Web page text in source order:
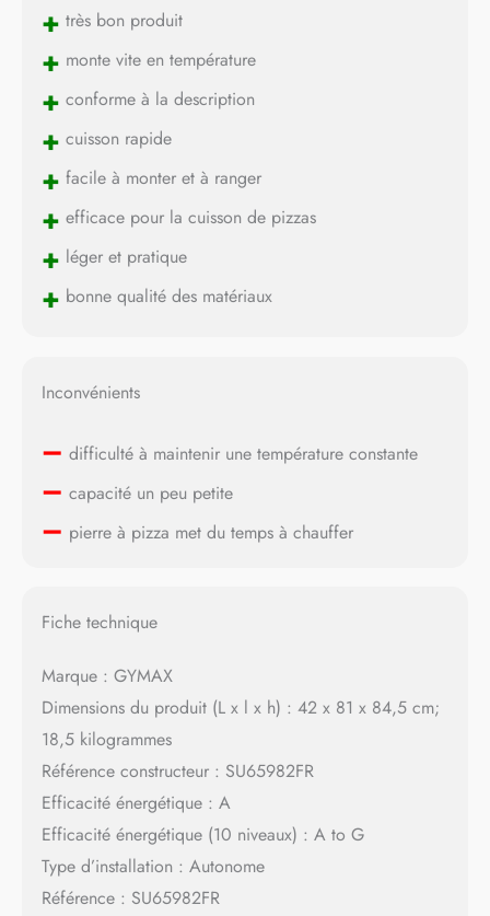
+ très bon produit
+ monte vite en température
+ conforme à la description
+ cuisson rapide
+ facile à monter et à ranger
+ efficace pour la cuisson de pizzas
+ léger et pratique
+ bonne qualité des matériaux
Inconvénients
– difficulté à maintenir une température constante
– capacité un peu petite
– pierre à pizza met du temps à chauffer
Fiche technique
Marque : GYMAX
Dimensions du produit (L x l x h) : 42 x 81 x 84,5 cm;
18,5 kilogrammes
Référence constructeur : SU65982FR
Efficacité énergétique : A
Efficacité énergétique (10 niveaux) : A to G
Type d’installation : Autonome
Référence : SU65982FR